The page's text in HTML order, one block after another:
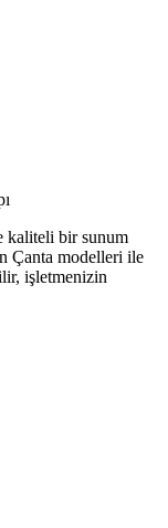
kaliteli bir sunum
Çanta modelleri ile
işletmenizin